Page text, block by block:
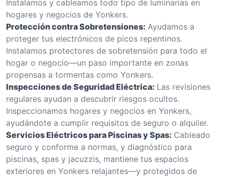
Instalamos y cableamos todo tipo de luminarias en
hogares y negocios de Yonkers.
Protección contra Sobretensiones: Ayudamos a
proteger tus electrónicos de picos repentinos.
Instalamos protectores de sobretensión para todo el
hogar o negocio—un paso importante en zonas
propensas a tormentas como Yonkers.
Inspecciones de Seguridad Eléctrica: Las revisiones
regulares ayudan a descubrir riesgos ocultos.
Inspeccionamos hogares y negocios en Yonkers,
ayudándote a cumplir requisitos de seguro o alquiler.
Servicios Eléctricos para Piscinas y Spas: Cableado
seguro y conforme a normas, y diagnóstico para
piscinas, spas y jacuzzis, mantiene tus espacios
exteriores en Yonkers relajantes—y protegidos de